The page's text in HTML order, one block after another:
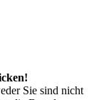
Sie sind nicht